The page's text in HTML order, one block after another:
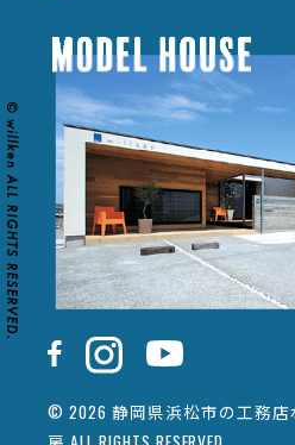
© 2026 静岡県浜松市の工務店